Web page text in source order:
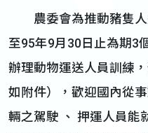
農委會為推動豬隻人
至95年9月30日止為期3
辦理動物運送人員訓練
如附件），歡迎國內從
輛之駕駛 、 押運人員能